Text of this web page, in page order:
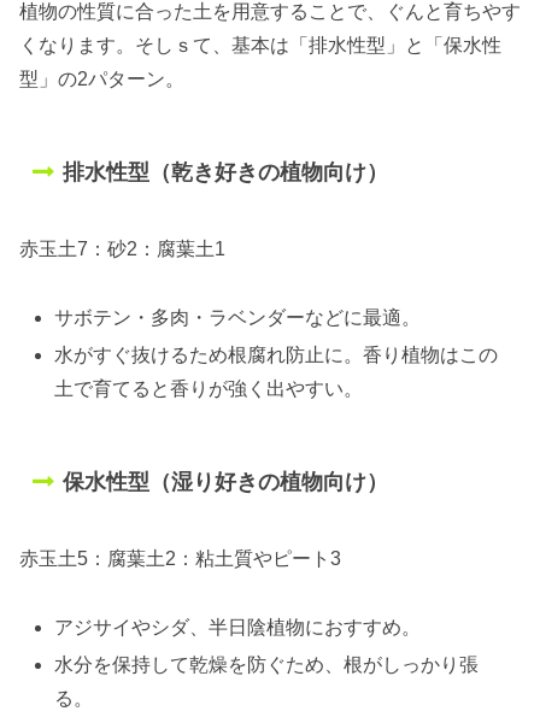
植物の性質に合った土を用意することで、ぐんと育ちやす
くなります。そしｓて、基本は「排水性型」と「保水性
型」の2パターン。
排水性型（乾き好きの植物向け）
赤玉土7：砂2：腐葉土1
サボテン・多肉・ラベンダーなどに最適。
水がすぐ抜けるため根腐れ防止に。香り植物はこの
土で育てると香りが強く出やすい。
保水性型（湿り好きの植物向け）
赤玉土5：腐葉土2：粘土質やピート3
アジサイやシダ、半日陰植物におすすめ。
水分を保持して乾燥を防ぐため、根がしっかり張
る。